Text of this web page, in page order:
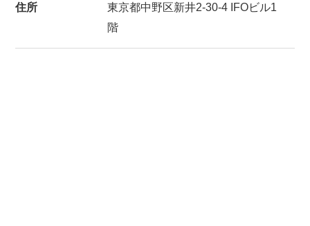
住所
東京都中野区新井2-30-4 IFOビル1
階